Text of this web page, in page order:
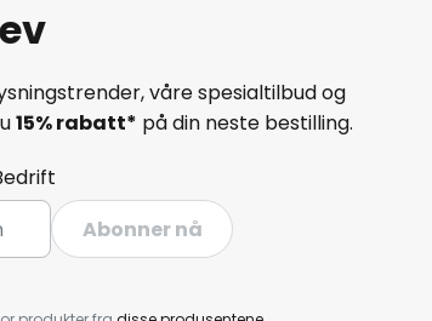
våre spesialtilbud og
15% rabatt* på din neste bestilling.
Abonner nå